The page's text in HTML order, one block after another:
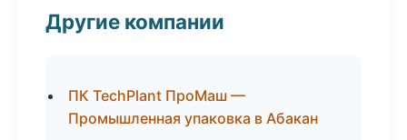
Другие компании
ПК TechPlant ПроМаш —
Промышленная упаковка в Абакан